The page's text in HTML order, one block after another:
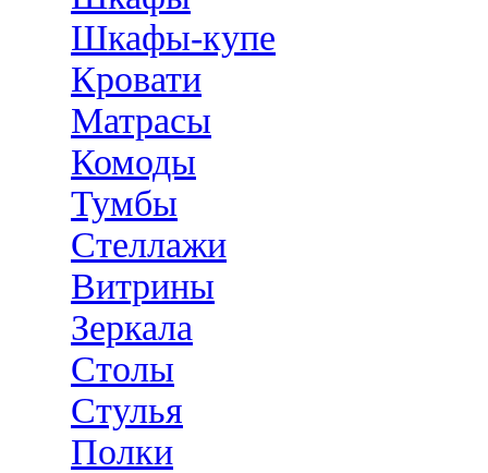
Шкафы-купе
Кровати
Матрасы
Комоды
Тумбы
Стеллажи
Витрины
Зеркала
Столы
Стулья
Полки